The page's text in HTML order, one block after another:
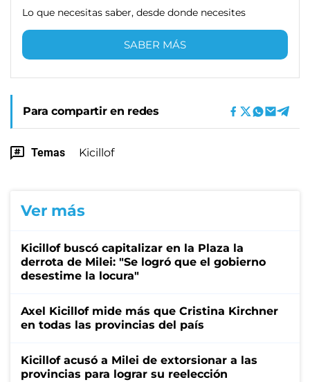
Lo que necesitas saber, desde donde necesites
SABER MÁS
Para compartir en redes
Temas Kicillof
Ver más
Kicillof buscó capitalizar en la Plaza la
derrota de Milei: "Se logró que el gobierno
desestime la locura"
Axel Kicillof mide más que Cristina Kirchner
en todas las provincias del país
Kicillof acusó a Milei de extorsionar a las
provincias para lograr su reelección